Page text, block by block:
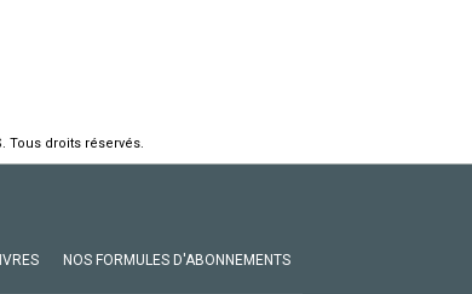
Tous droits réservés.
NOS FORMULES D'ABONNEMENTS